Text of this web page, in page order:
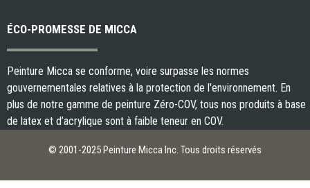
ÉCO-PROMESSE DE MICCA
Peinture Micca se conforme, voire surpasse les normes
gouvernementales relatives à la protection de l'environnement. En
plus de notre gamme de peinture Zéro-COV, tous nos produits à base
de latex et d’acrylique sont à faible teneur en COV.
© 2001-2025 Peinture Micca Inc. Tous droits réservés